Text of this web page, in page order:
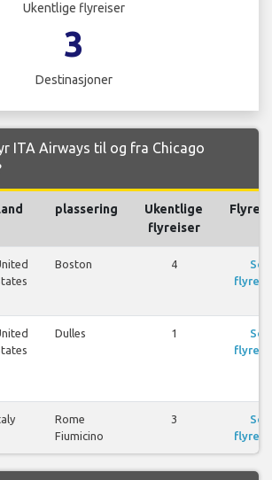
Ukentlige flyreiser
3
Destinasjoner
ITA Airways til og fra Chicago
plassering
Ukentlige
flyreiser
Boston 4
Se
Dulles 1
Se
Rome
Fiumicino
3
Se